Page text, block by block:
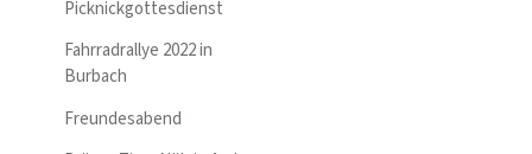
Picknickgottesdienst
Fahrradrallye 2022 in
Burbach
Freundesabend